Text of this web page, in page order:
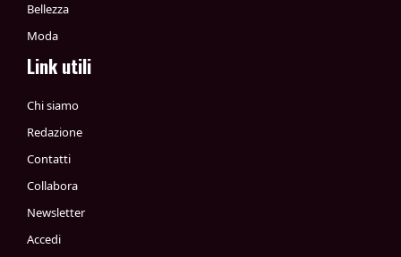
Bellezza
Moda
Link utili
Chi siamo
Redazione
Contatti
Collabora
Newsletter
Accedi